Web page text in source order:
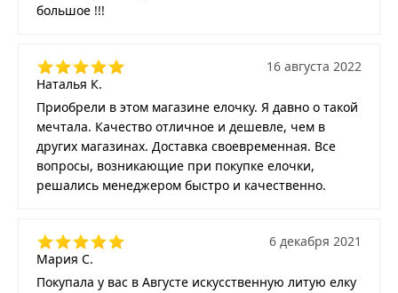
большое !!!
Наталья К.
16 августа 2022
Приобрели в этом магазине елочку. Я давно о такой
мечтала. Качество отличное и дешевле, чем в
других магазинах. Доставка своевременная. Все
вопросы, возникающие при покупке елочки,
решались менеджером быстро и качественно.
Мария С.
6 декабря 2021
Покупала у вас в Августе искусственную литую елку